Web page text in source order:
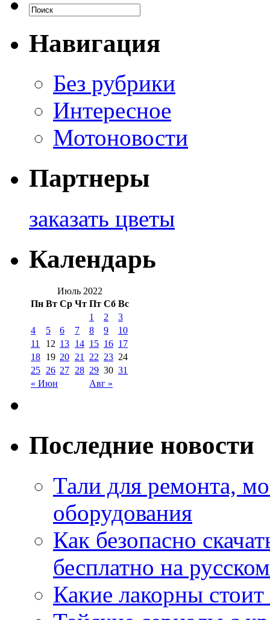
Навигация
Без рубрики
Интересное
Мотоновости
Партнеры
заказать цветы
Календарь
Июль 2022
Пн Вт Ср Чт Пт Сб Вс
« Июн Авг »
1 2
3
4
5 6 7 8 9
10
11
12 13 14 15 16 17
18 19 20 21 22 23 24
25 26 27 28 29 30 31
Последние новости
Тали для ремонта,
оборудования
Как безопасно
бесплатно на
Какие лакорны